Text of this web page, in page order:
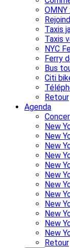
Taxis
Taxis
NYC
Ferry
Bus
Citi
Retour
Agenda
New
New
New
New
New
New
New
New
New
New
New
New
Retour